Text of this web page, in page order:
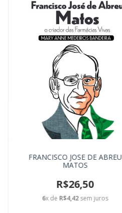
FRANCISCO JOSE DE ABREU
MATOS
R$26,50
6x de R$4,42sem juros